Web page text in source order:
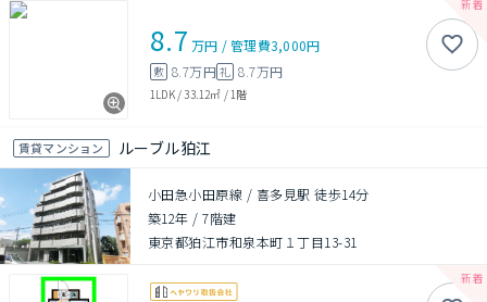
8.7 万円 /管理費3,000円
敷 8.7万円礼 8.7万円
1LDK/33.12㎡ / 1階
賃貸マンション ルーブル狛江
小田急小田原線 / 喜多見駅 徒歩14分
築12年 /7階建
東京都狛江市和泉本町１丁目13-31